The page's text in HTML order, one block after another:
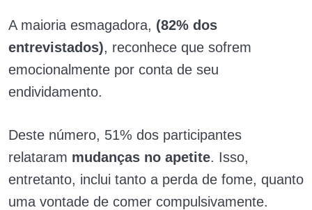
A maioria esmagadora, (82% dos
entrevistados), reconhece que sofrem
emocionalmente por conta de seu
endividamento.
Deste número, 51% dos participantes
relataram mudanças no apetite. Isso,
entretanto, inclui tanto a perda de fome, quanto
uma vontade de comer compulsivamente.